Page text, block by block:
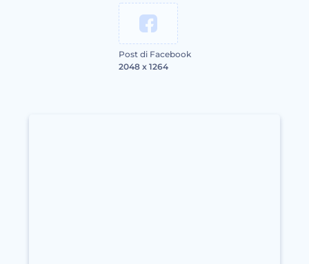
Post di Facebook
2048 x 1264